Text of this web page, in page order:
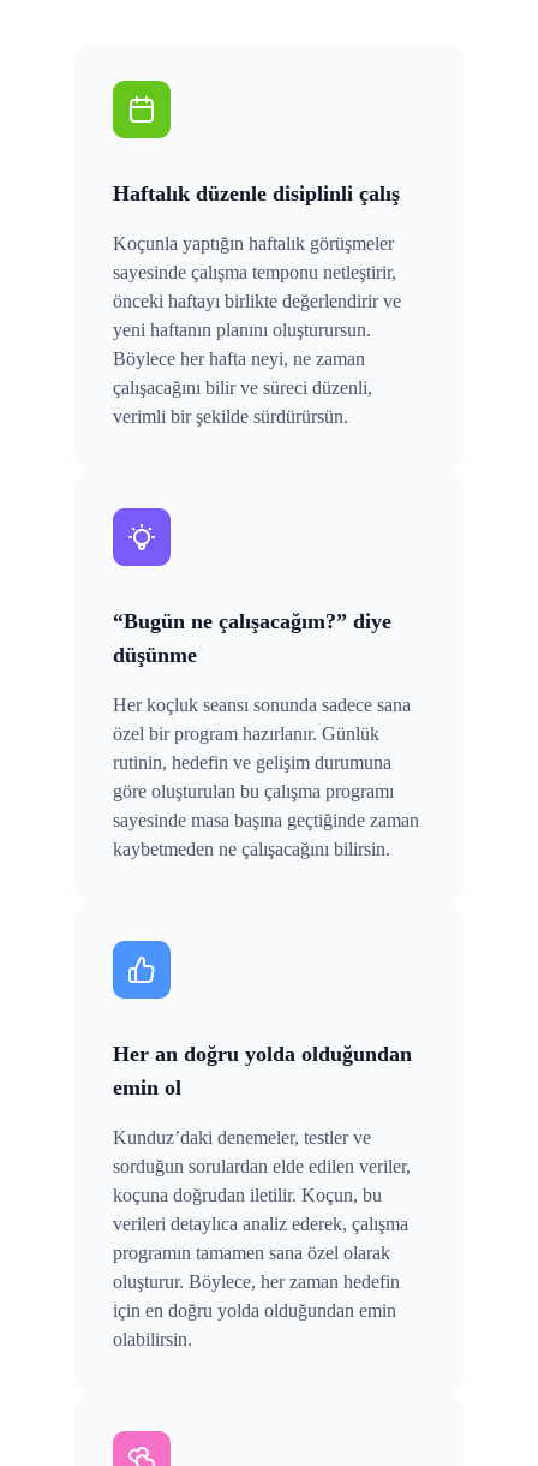
Haftalık düzenle disiplinli çalış
Koçunla yaptığın haftalık görüşmeler
sayesinde çalışma temponu netleştirir,
önceki haftayı birlikte değerlendirir ve
yeni haftanın planını oluşturursun.
Böylece her hafta neyi, ne zaman
çalışacağını bilir ve süreci düzenli,
verimli bir şekilde sürdürürsün.
“Bugün ne çalışacağım?” diye
düşünme
Her koçluk seansı sonunda sadece sana
özel bir program hazırlanır. Günlük
rutinin, hedefin ve gelişim durumuna
göre oluşturulan bu çalışma programı
sayesinde masa başına geçtiğinde zaman
kaybetmeden ne çalışacağını bilirsin.
Her an doğru yolda olduğundan
emin ol
Kunduz’daki denemeler, testler ve
sorduğun sorulardan elde edilen veriler,
koçuna doğrudan iletilir. Koçun, bu
verileri detaylıca analiz ederek, çalışma
programın tamamen sana özel olarak
oluşturur. Böylece, her zaman hedefin
için en doğru yolda olduğundan emin
olabilirsin.